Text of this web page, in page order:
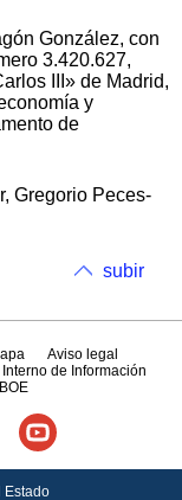
González, con
3.420.627,
III» de Madrid,
y
de
Gregorio Peces-
subir
Aviso legal
de Información
Estado